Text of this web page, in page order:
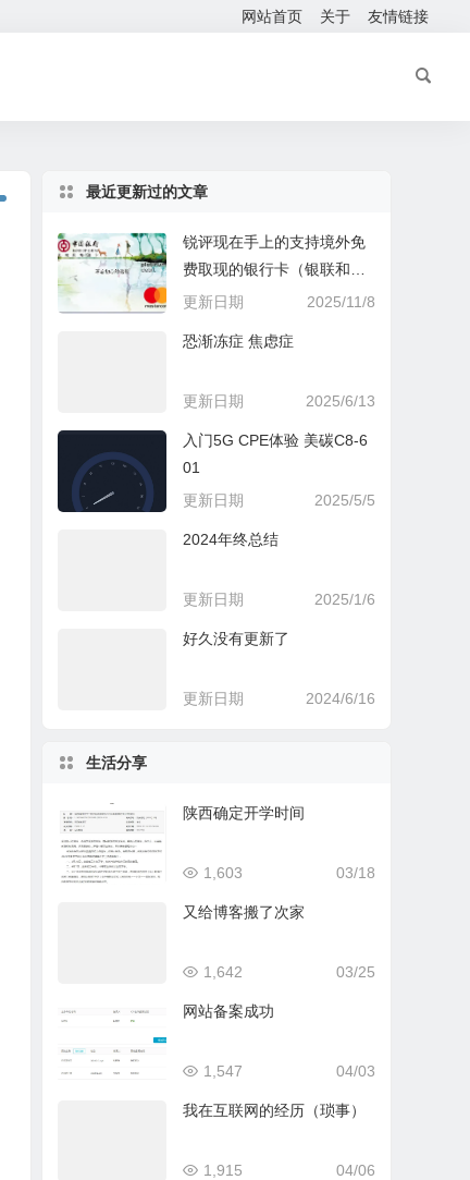
网站首页 关于 友情链接
最近更新过的文章
锐评现在手上的支持境外免
费取现的银行卡（银联和万
事达）
更新日期 2025/11/8
恐渐冻症 焦虑症
更新日期 2025/6/13
入门5G CPE体验 美碳C8-6
01
更新日期
2025/5/5
2024年终总结
更新日期 2025/1/6
好久没有更新了
更新日期 2024/6/16
生活分享
陕西确定开学时间
03/18
1,603
又给博客搬了次家
03/25
1,642
网站备案成功
04/03
1,547
我在互联网的经历（琐事）
04/06
1,915